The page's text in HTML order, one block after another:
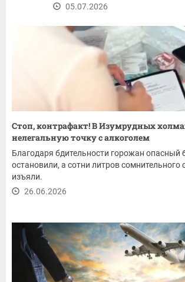
05.07.2026
Стоп, контрафакт! В Изумрудных
нелегальную точку с алкоголем
Благодаря бдительности горожан опасный
остановили, а сотни литров сомнительного
изъяли.
26.06.2026